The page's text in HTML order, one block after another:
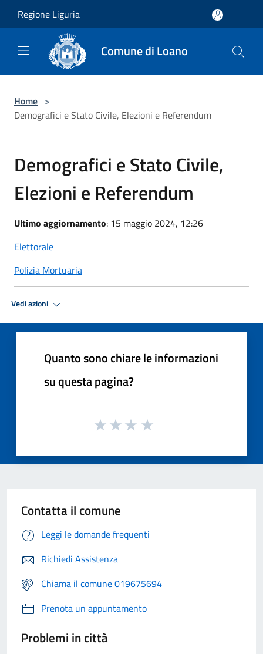
Regione Liguria
Comune di Loano
Home >
Demografici e Stato Civile, Elezioni e Referendum
Demografici e Stato Civile,
Elezioni e Referendum
Ultimo aggiornamento: 15 maggio 2024, 12:26
Elettorale
Polizia Mortuaria
Vedi azioni
Quanto sono chiare le informazioni
su questa pagina?
Contatta il comune
Leggi le domande frequenti
Richiedi Assistenza
Chiama il comune 019675694
Prenota un appuntamento
Problemi in città